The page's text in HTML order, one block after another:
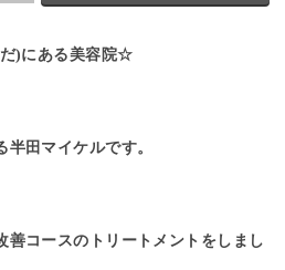
)にある美容院☆
田マイケルです。
善コースのトリートメントをしまし